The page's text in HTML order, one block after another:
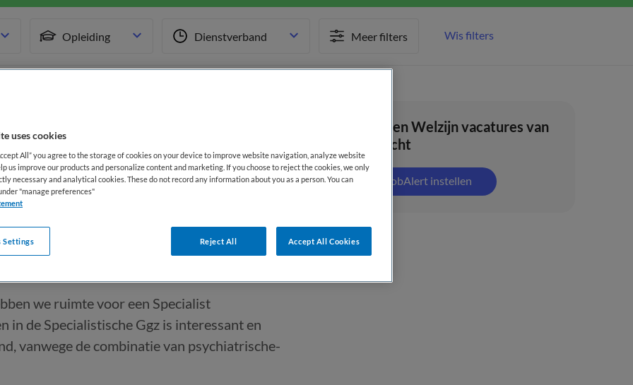
Opleiding Dienstverband Meer filters Wis filters
Zorg en Welzijn vacatures van
altrecht
JobAlert instellen
Ouderen Kliniek
we ruimte voor een Specialist
in de Specialistische Ggz is interessant en
vanwege de combinatie van psychiatrische-
uses cookies
All” you agree to the storage of cookies on your device to improve website navigation, analyze website
us improve our products and personalize content and marketing. If you choose to reject the cookies, we only
necessary and analytical cookies. These do not record any information about you as a person. You can
"manage preferences"
Reject All Accept All Cookies
Settings